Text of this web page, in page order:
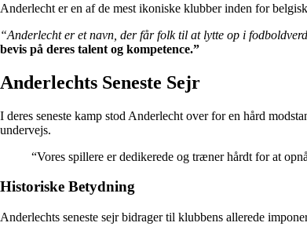
Anderlecht er en af de mest ikoniske klubber inden for
“Anderlecht er et navn, der får folk til at lytte op i
bevis på deres talent og kompetence.”
Anderlechts Seneste Sejr
I deres seneste kamp stod Anderlecht over for en hård
undervejs.
“Vores spillere er dedikerede og træner hårdt for at
Historiske Betydning
Anderlechts seneste sejr bidrager til klubbens allerede